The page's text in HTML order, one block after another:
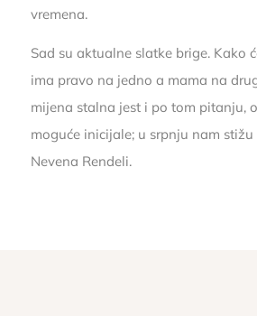
vremena.
Sad su aktualne slatke brige. Kako
ima pravo na jedno a mama na
mijena stalna jest i po tom pitanju,
moguće inicijale; u srpnju nam stižu
Nevena Rendeli.